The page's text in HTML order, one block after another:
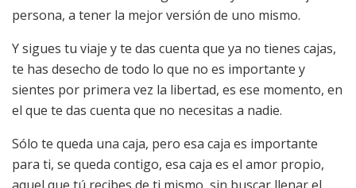
persona, a tener la mejor versión de uno mismo.
Y sigues tu viaje y te das cuenta que ya no tienes cajas,
te has desecho de todo lo que no es importante y
sientes por primera vez la libertad, es ese momento, en
el que te das cuenta que no necesitas a nadie.
Sólo te queda una caja, pero esa caja es importante
para ti, se queda contigo, esa caja es el amor propio,